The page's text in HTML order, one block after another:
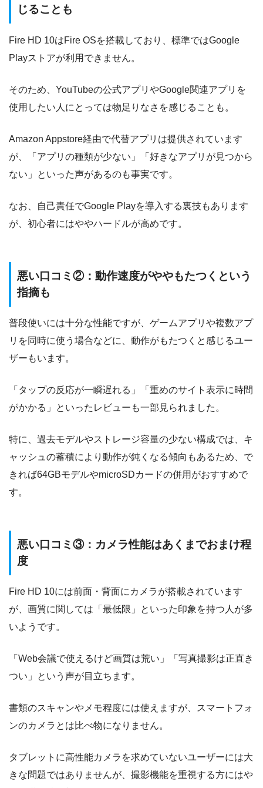
じることも
Fire HD 10はFire OSを搭載しており、標準ではGoogle
Playストアが利用できません。
そのため、YouTubeの公式アプリやGoogle関連アプリを
使用したい人にとっては物足りなさを感じることも。
Amazon Appstore経由で代替アプリは提供されています
が、「アプリの種類が少ない」「好きなアプリが見つから
ない」といった声があるのも事実です。
なお、自己責任でGoogle Playを導入する裏技もあります
が、初心者にはややハードルが高めです。
悪い口コミ②：動作速度がややもたつくという
指摘も
普段使いには十分な性能ですが、ゲームアプリや複数アプ
リを同時に使う場合などに、動作がもたつくと感じるユー
ザーもいます。
「タップの反応が一瞬遅れる」「重めのサイト表示に時間
がかかる」といったレビューも一部見られました。
特に、過去モデルやストレージ容量の少ない構成では、キ
ャッシュの蓄積により動作が鈍くなる傾向もあるため、で
きれば64GBモデルやmicroSDカードの併用がおすすめで
す。
悪い口コミ③：カメラ性能はあくまでおまけ程
度
Fire HD 10には前面・背面にカメラが搭載されています
が、画質に関しては「最低限」といった印象を持つ人が多
いようです。
「Web会議で使えるけど画質は荒い」「写真撮影は正直き
つい」という声が目立ちます。
書類のスキャンやメモ程度には使えますが、スマートフォ
ンのカメラとは比べ物になりません。
タブレットに高性能カメラを求めていないユーザーには大
きな問題ではありませんが、撮影機能を重視する方にはや